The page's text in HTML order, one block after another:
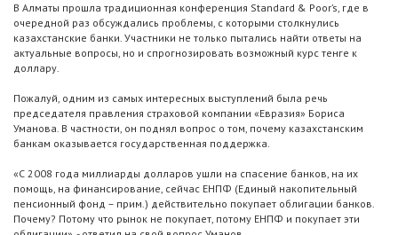
В Алматы прошла традиционная конференция Standard & Poor’s, где в
очередной раз обсуждались проблемы, с которыми столкнулись
казахстанские банки. Участники не только пытались найти ответы на
актуальные вопросы, но и спрогнозировать возможный курс тенге к
доллару.
Пожалуй, одним из самых интересных выступлений была речь
председателя правления страховой компании «Евразия» Бориса
Уманова. В частности, он поднял вопрос о том, почему казахстанским
банкам оказывается государственная поддержка.
«C 2008 года миллиарды долларов ушли на спасение банков, на их
помощь, на финансирование, сейчас ЕНПФ (Единый накопительный
пенсионный фонд – прим.) действительно покупает облигации банков.
Почему? Потому что рынок не покупает, потому ЕНПФ и покупает эти